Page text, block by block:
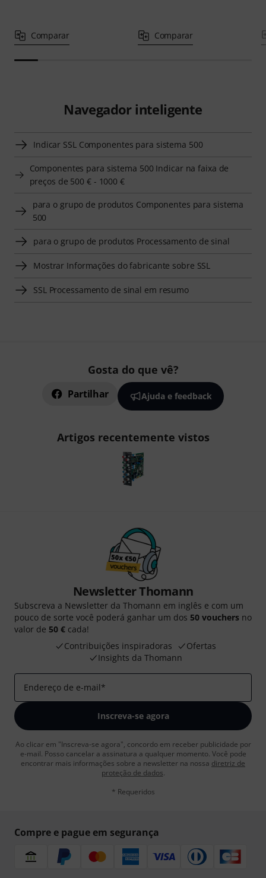
Comparar Comparar
Navegador inteligente
Indicar SSL Componentes para sistema 500
Componentes para sistema 500 Indicar na faixa de
preços de 500 € - 1000 €
para o grupo de produtos Componentes para sistema
500
para o grupo de produtos Processamento de sinal
Mostrar Informações do fabricante sobre SSL
SSL Processamento de sinal em resumo
Gosta do que vê?
Partilhar Ajuda e feedback
Artigos recentemente vistos
Newsletter Thomann
Subscreva a Newsletter da Thomann em inglês e com um
pouco de sorte você poderá ganhar um dos 50 vouchers no
valor de 50 € cada!
Contribuições inspiradoras
Ofertas
Insights da Thomann
Endereço de e-mail*
Inscreva-se agora
Ao clicar em "Inscreva-se agora", concordo em receber publicidade por
e-mail. Posso cancelar a assinatura a qualquer momento. Você pode
encontrar mais informações sobre a newsletter na nossa diretriz de
proteção de dados.
* Requeridos
Compre e pague em segurança